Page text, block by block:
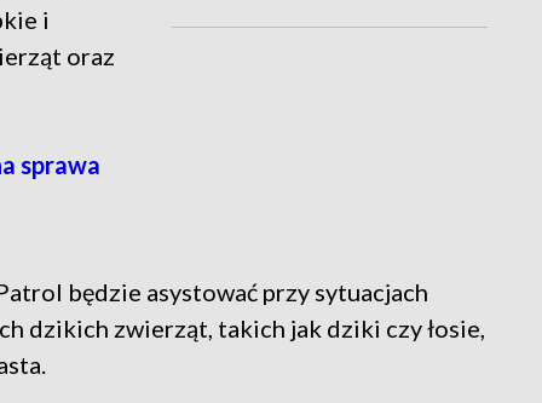
i
oraz
sprawa
będzie asystować przy sytuacjach
dzikich zwierząt, takich jak dziki czy łosie,